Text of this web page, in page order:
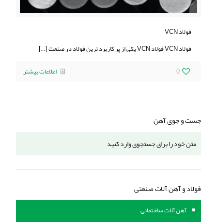
فولاد VCN
فولاد VCN فولاد VCN یکی از پر کاربرد ترین فولاد در صنعت
[…]
0
اطلاعات بیشتر
جست و جوی آهن
فولاد و آهن آلات صنعتی
آهن آلات ساختمانی